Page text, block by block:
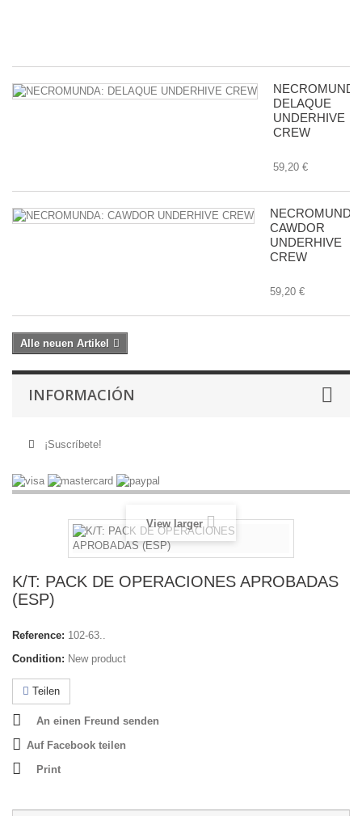
DELAQUE
UNDERHIVE
CREW
59,20 €
NECROMUNDA:
CAWDOR
UNDERHIVE
CREW
59,20 €
Alle neuen Artikel
INFORMACIÓN
¡Suscríbete!
View larger
K/T: PACK DE OPERACIONES APROBADAS
(ESP)
Reference: 102-63..
Condition: New product
Teilen
An einen Freund senden
Auf Facebook teilen
Print